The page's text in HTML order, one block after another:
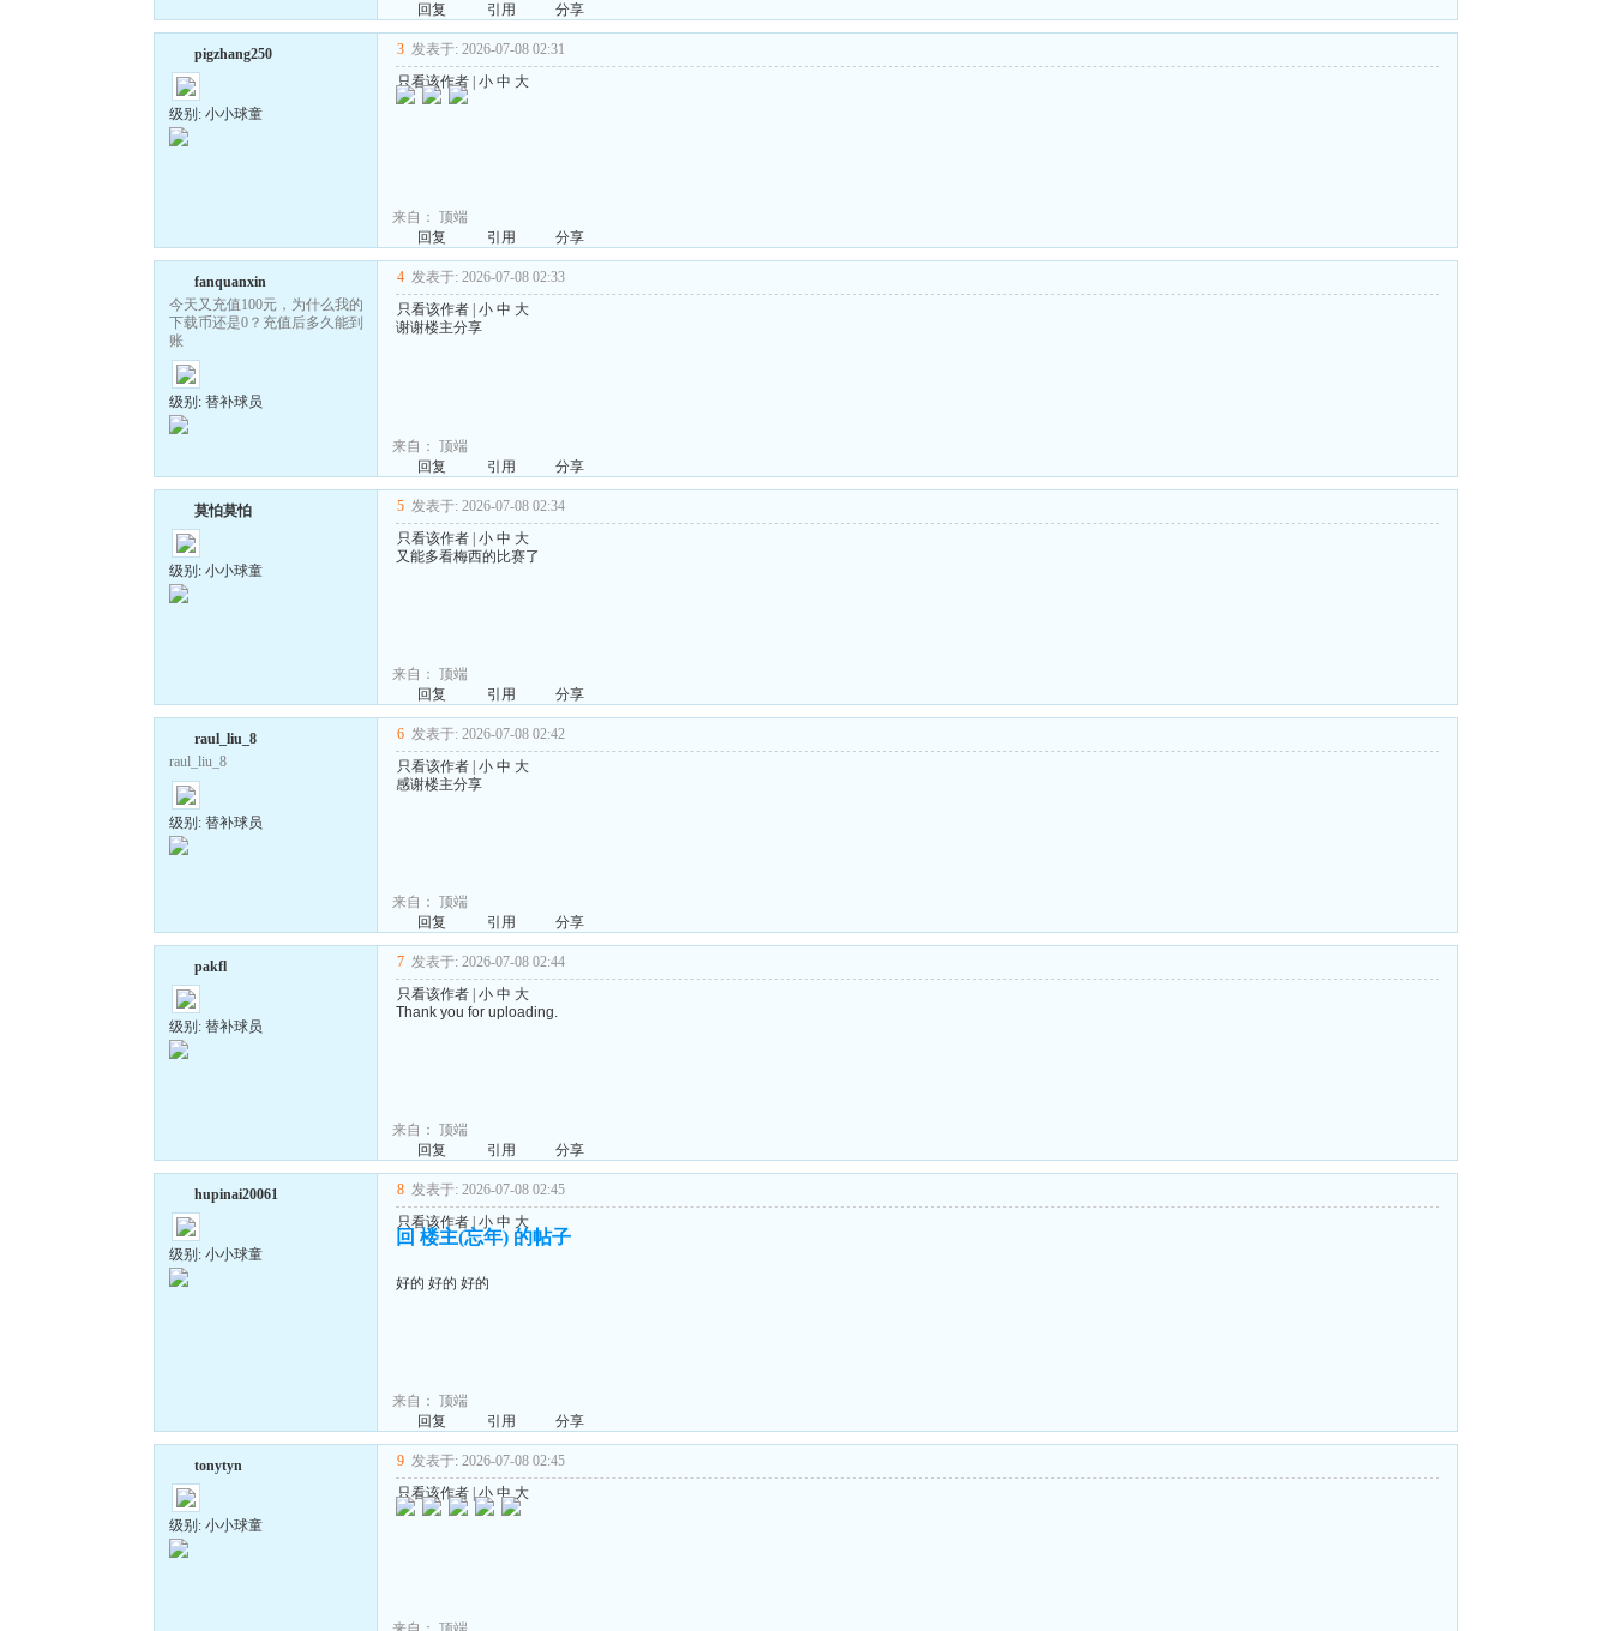
回复
引用 分享
pigzhang250
级别: 小小球童
3 发表于: 2026-07-08 02:31
只看该作者| 小 中 大
来自： 顶端
回复
引用 分享
fanquanxin
今天又充值100元，为什么我的
下载币还是0？充值后多久能到
账
级别: 替补球员
4 发表于: 2026-07-08 02:33
只看该作者| 小 中 大
谢谢楼主分享
来自： 顶端
回复
引用 分享
莫怕莫怕
级别: 小小球童
5 发表于: 2026-07-08 02:34
只看该作者| 小 中 大
又能多看梅西的比赛了
来自： 顶端
回复
引用 分享
raul_liu_8
raul_liu_8
级别: 替补球员
6 发表于: 2026-07-08 02:42
只看该作者| 小 中 大
感谢楼主分享
来自： 顶端
回复
引用 分享
pakfl
级别: 替补球员
7 发表于: 2026-07-08 02:44
只看该作者| 小 中 大
Thank you for uploading.
来自： 顶端
回复
引用 分享
hupinai20061
级别: 小小球童
8 发表于: 2026-07-08 02:45
只看该作者| 小 中 大
回 楼主(忘年) 的帖子
好的 好的 好的
来自： 顶端
回复
引用 分享
tonytyn
级别: 小小球童
9 发表于: 2026-07-08 02:45
只看该作者|小 中 大